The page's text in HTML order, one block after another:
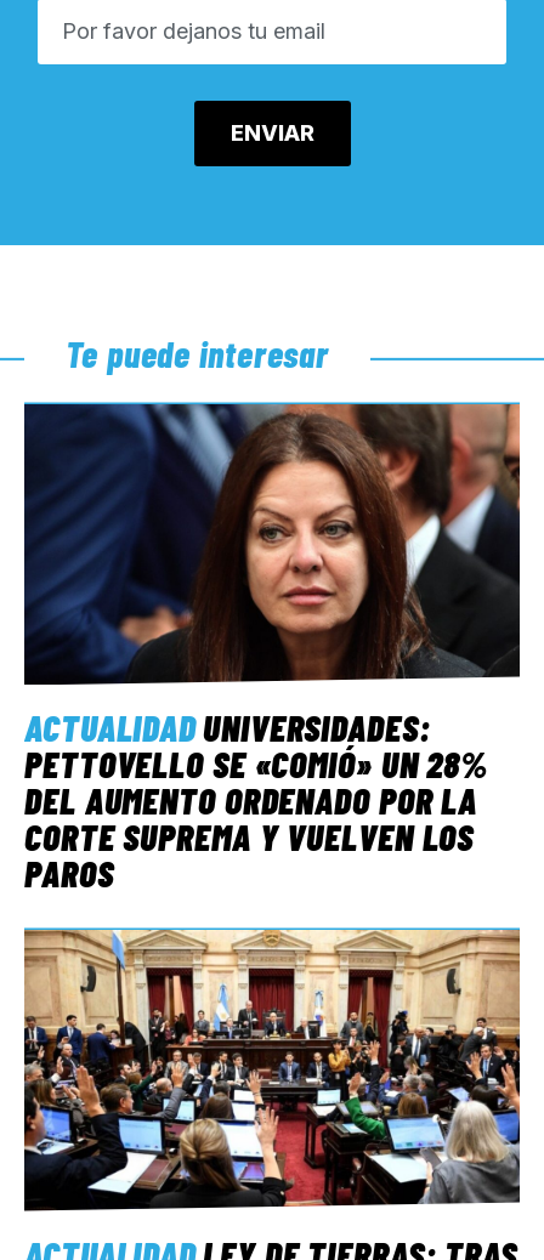
Te puede interesar
ACTUALIDADUNIVERSIDADES:
PETTOVELLO SE «COMIÓ» UN 28%
DEL AUMENTO ORDENADO POR LA
CORTE SUPREMA Y VUELVEN LOS
PAROS